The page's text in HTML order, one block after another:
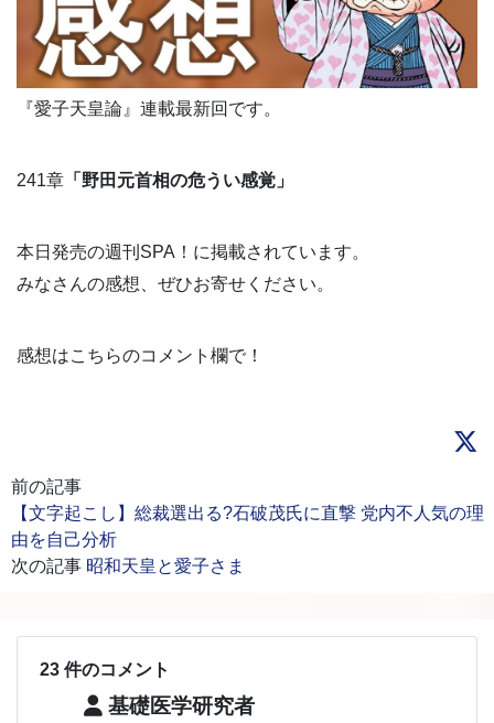
『愛子天皇論』連載最新回です。
241章 「野田元首相の危うい感覚」
本日発売の週刊SPA！に掲載されています。
みなさんの感想、ぜひお寄せください。
感想はこちらのコメント欄で！
前の記事
【文字起こし】総裁選出る?石破茂氏に直撃 党内不人気の理
由を自己分析
次の記事 昭和天皇と愛子さま
23 件のコメント
基礎医学研究者